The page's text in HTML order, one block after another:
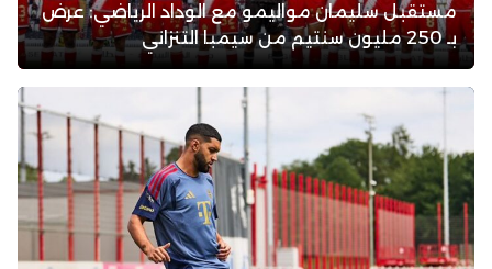
مستقبل سليمان مواليمو مع الوداد الرياضي: عرض
بـ 250 مليون سنتيم من سيمبا التنزاني